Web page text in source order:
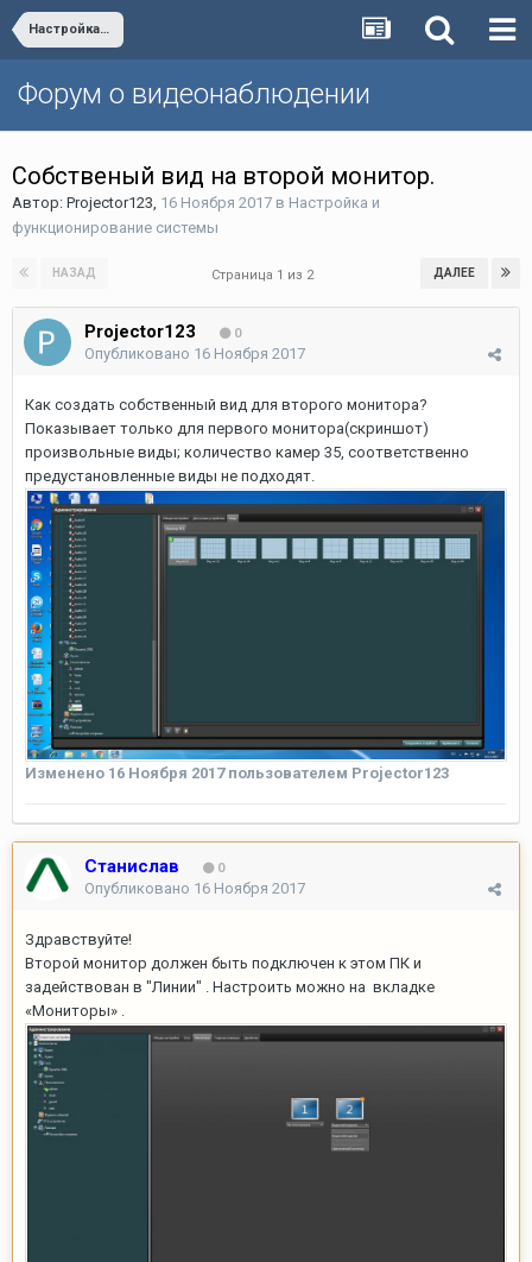
Настройка и функционирование системы
Форум о видеонаблюдении
Собственый вид на второй монитор.
Автор: Projector123, 16 Ноября 2017 в Настройка и
функционирование системы
НАЗАД ДАЛЕЕ
Страница 1 из 2
Projector123 0
Опубликовано 16 Ноября 2017
Как создать собственный вид для второго монитора?
Показывает только для первого монитора(скриншот)
произвольные виды; количество камер 35, соответственно
предустановленные виды не подходят.
Изменено 16 Ноября 2017пользователем Projector123
Станислав 0
Опубликовано 16 Ноября 2017
Здравствуйте!
Второй монитор должен быть подключен к этом ПК и
задействован в "Линии" . Настроить можно на вкладке
«Мониторы» .